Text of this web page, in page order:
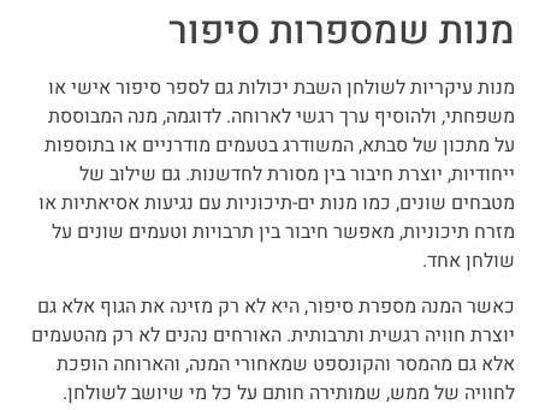
מנות שמספרות סיפור
מנות עיקריות לשולחן השבת יכולות גם לספר סיפור אישי או
משפחתי, ולהוסיף ערך רגשי לארוחה. לדוגמה, מנה המבוססת
על מתכון של סבתא, המשודרג בטעמים מודרניים או בתוספות
ייחודיות, יוצרת חיבור בין מסורת לחדשנות. גם שילוב של
מטבחים שונים, כמו מנות ים-תיכוניות עם נגיעות אסיאתיות או
מזרח תיכוניות, מאפשר חיבור בין תרבויות וטעמים שונים על
שולחן אחד.
כאשר המנה מספרת סיפור, היא לא רק מזינה את הגוף אלא גם
יוצרת חוויה רגשית ותרבותית. האורחים נהנים לא רק מהטעמים
אלא גם מהמסר והקונספט שמאחורי המנה, והארוחה הופכת
לחוויה של ממש, שמותירה חותם על כל מי שיושב לשולחן.